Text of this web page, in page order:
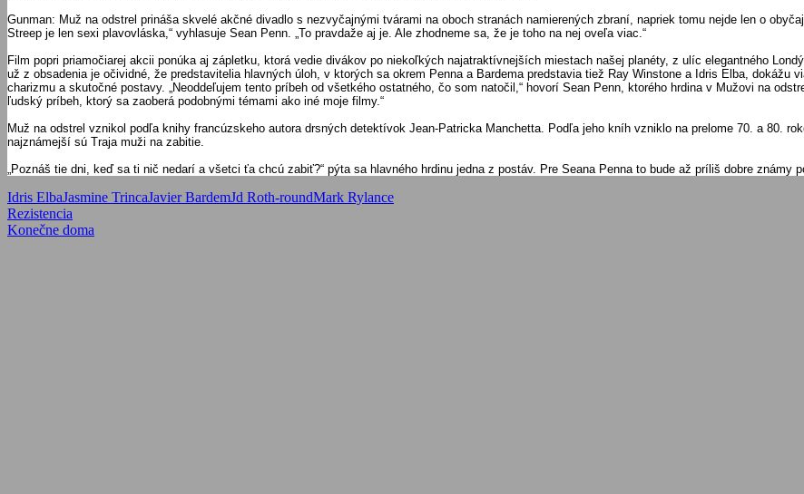
Gunman: Muž na odstrel prináša skvelé akčné divadlo s nezvyčajnými tvárami na oboch stranách namierených zbraní, napriek tomu nejde len o
Streep je len sexi plavovláska,“ vyhlasuje Sean Penn. „To pravdaže aj je. Ale zhodneme sa, že je toho na nej oveľa viac.“
Film popri priamočiarej akcii ponúka aj zápletku, ktorá vedie divákov po niekoľkých najatraktívnejších miestach našej planéty, z ulíc elegantného
už z obsadenia je očividné, že predstavitelia hlavných úloh, v ktorých sa okrem Penna a Bardema predstavia tiež Ray Winstone a Idris Elba, dokážu
charizmu a skutočné postavy. „Neoddeľujem tento príbeh od všetkého ostatného, čo som natočil,“ hovorí Sean Penn, ktorého hrdina v Mužovi na
ľudský príbeh, ktorý sa zaoberá podobnými témami ako iné moje filmy.“
Muž na odstrel vznikol podľa knihy francúzskeho autora drsných detektívok Jean-Patricka Manchetta. Podľa jeho kníh vzniklo na prelome 70. a 80.
najznámejší sú Traja muži na zabitie.
„Poznáš tie dni, keď sa ti nič nedarí a všetci ťa chcú zabiť?“ pýta sa hlavného hrdinu jedna z postáv. Pre Seana Penna to bude až príliš dobre
Idris ElbaJasmine TrincaJavier BardemJd Roth-roundMark Rylance
Navigácia
v
Previous
Post:
Rezistencia
Next
Konečne doma